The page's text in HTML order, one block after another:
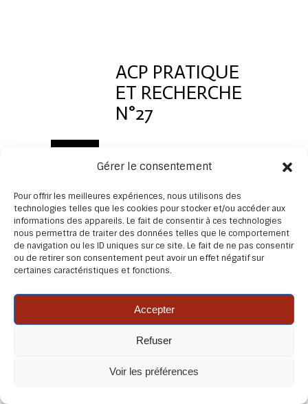
Gérer le consentement
Pour offrir les meilleures expériences, nous utilisons des
technologies telles que les cookies pour stocker et/ou accéder aux
informations des appareils. Le fait de consentir à ces technologies
nous permettra de traiter des données telles que le comportement
de navigation ou les ID uniques sur ce site. Le fait de ne pas consentir
ou de retirer son consentement peut avoir un effet négatif sur
certaines caractéristiques et fonctions.
Accepter
Refuser
Voir les préférences
PR
ACP PRATIQUE
ET RECHERCHE
N°27
échappe, que nous ne
comprenons pas,
souvent les mots nous
manquent. La tentation
est alors forte, et la
tendance fréquente, de
des références existantes.
D'utiliser des mots, des
concepts, au risque
est difficile de rester
jour Ao�t 2026 – Conception/Réalisation : 3pixels –